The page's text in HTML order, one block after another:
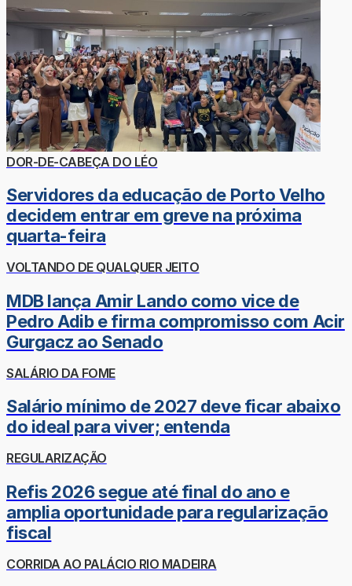
DOR-DE-CABEÇA DO LÉO
Servidores da educação de Porto Velho
decidem entrar em greve na próxima
quarta-feira
VOLTANDO DE QUALQUER JEITO
MDB lança Amir Lando como vice de
Pedro Adib e firma compromisso com Acir
Gurgacz ao Senado
SALÁRIO DA FOME
Salário mínimo de 2027 deve ficar abaixo
do ideal para viver; entenda
REGULARIZAÇÃO
Refis 2026 segue até final do ano e
amplia oportunidade para regularização
fiscal
CORRIDA AO PALÁCIO RIO MADEIRA